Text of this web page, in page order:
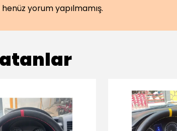
yorum yapılmamış.